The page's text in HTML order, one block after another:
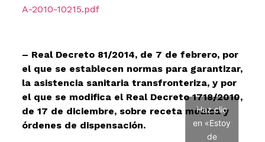
A-2010-10215.pdf
– Real Decreto 81/2014, de 7 de febrero, por
el que se establecen normas para garantizar,
la asistencia sanitaria transfronteriza, y por
el que se modifica el Real Decreto 1718/2010,
de 17 de diciembre, sobre receta médica y
órdenes de dispensación.
Haz clic
en «Estoy
de